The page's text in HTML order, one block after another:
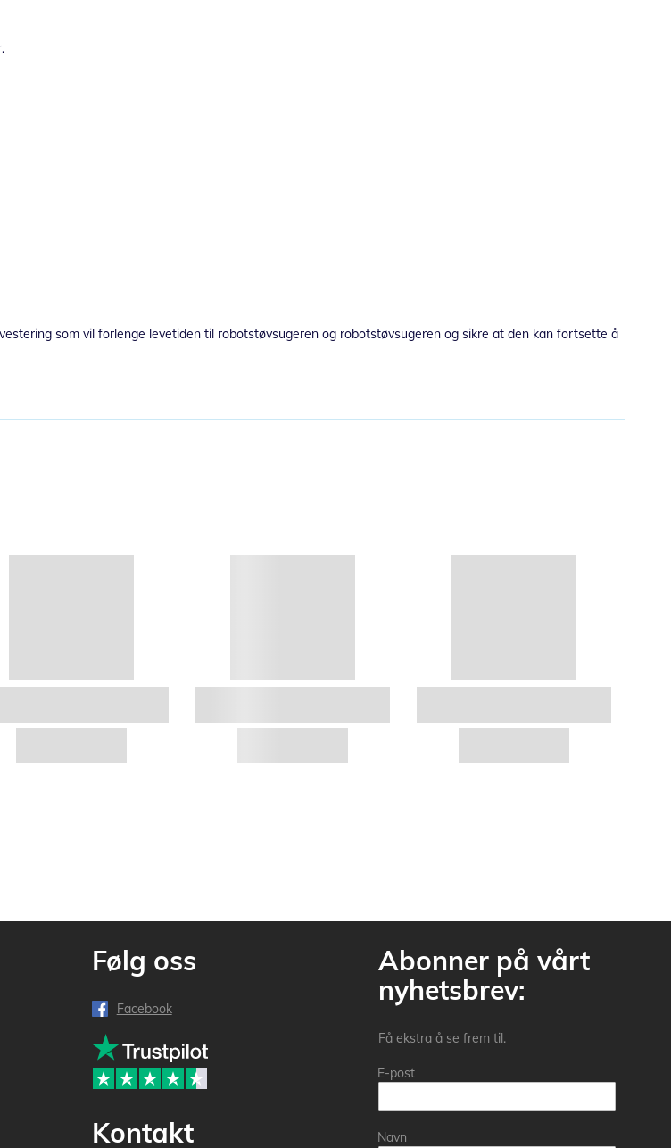
som vil forlenge levetiden til robotstøvsugeren og robotstøvsugeren og sikre at den kan fortsette å
Følg oss
Facebook
Kontakt
Abonner på vårt
nyhetsbrev:
Få ekstra å se frem til.
E-post
Navn